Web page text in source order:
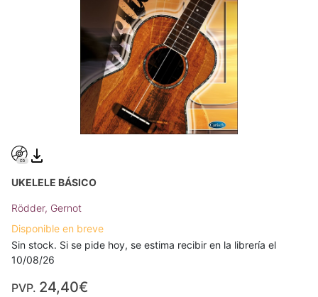
UKELELE BÁSICO
Rödder, Gernot
Disponible en breve
Sin stock. Si se pide hoy, se estima recibir en la librería el
10/08/26
PVP. 24,40€